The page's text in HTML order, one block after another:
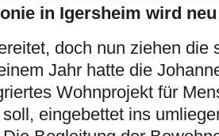
in Igersheim wird
doch nun ziehen
Jahr hatte die
Wohnprojekt für
eingebettet ins